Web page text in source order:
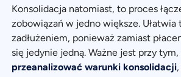
Konsolidacja natomiast, to proces
zobowiązań w jedno większe. Ułatwia
zadłużeniem, ponieważ zamiast
się jedynie jedną. Ważne jest przy
przeanalizować warunki konsolidacji